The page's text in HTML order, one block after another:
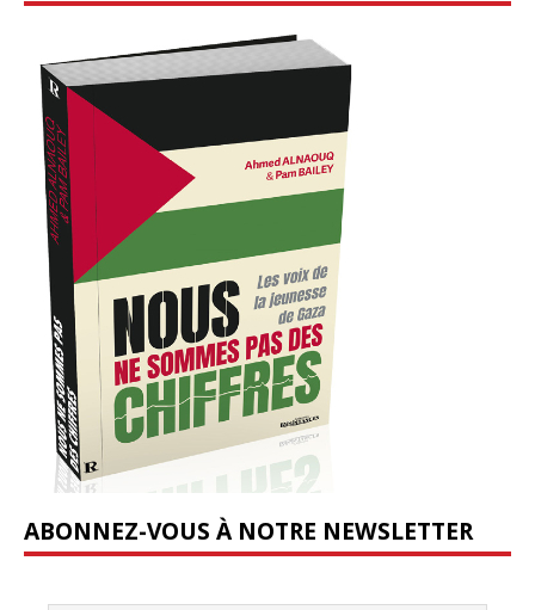
ABONNEZ-VOUS À NOTRE NEWSLETTER